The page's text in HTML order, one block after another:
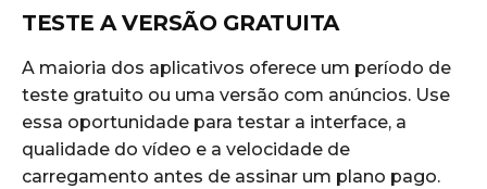
TESTE A VERSÃO GRATUITA
A maioria dos aplicativos oferece um período de
teste gratuito ou uma versão com anúncios. Use
essa oportunidade para testar a interface, a
qualidade do vídeo e a velocidade de
carregamento antes de assinar um plano pago.